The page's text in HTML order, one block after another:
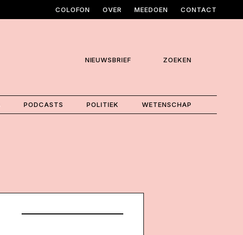
COLOFON OVER MEEDOEN CONTACT
NIEUWSBRIEF ZOEKEN
PODCASTS POLITIEK WETENSCHAP